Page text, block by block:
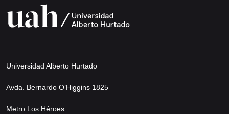
Universidad Alberto Hurtado
Avda. Bernardo O’Higgins 1825
Metro Los Héroes